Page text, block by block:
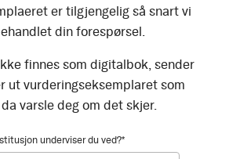
er tilgjengelig så snart vi
din forespørsel.
finnes som digitalbok, sender
ut vurderingseksemplaret som
varsle deg om det skjer.
underviser du ved?*